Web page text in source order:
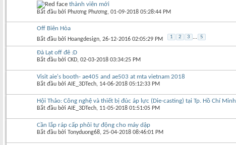
thành viên mới
Bắt đầu bởi Phương Phương‎, 01-09-2018 05:28:44 PM
Off Biên Hòa
Bắt đầu bởi Hoangdesign‎, 26-12-2016 02:05:29 PM 1 2 3 ... 5
Đà Lạt off đê :D
Bắt đầu bởi CKD‎, 02-03-2018 03:34:25 PM
Visit aie's booth- ae405 and ae503 at mta vietnam 2018
Bắt đầu bởi AIE_3DTech‎, 14-06-2018 05:12:33 PM
Hội Thảo: Công nghệ và thiết bị đúc áp lực (Die-casting) tại Tp. Hồ Chí Minh
Bắt đầu bởi AIE_3DTech‎, 11-05-2018 01:51:05 PM
Cần lắp ráp cấp phôi tự động cho máy dập
Bắt đầu bởi Tonyduong68‎, 25-04-2018 08:46:01 PM